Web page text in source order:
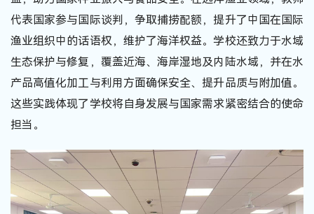
代表国家参与国际谈判，争取捕捞配额，提升了中国在国际
渔业组织中的话语权，维护了海洋权益。学校还致力于水域
生态保护与修复，覆盖近海、海岸湿地及内陆水域，并在水
产品高值化加工与利用方面确保安全、提升品质与附加值。
这些实践体现了学校将自身发展与国家需求紧密结合的使命
担当。